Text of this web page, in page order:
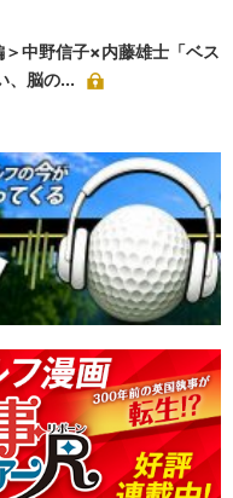
＞中野信子×内藤雄士「ベス
、脳の...